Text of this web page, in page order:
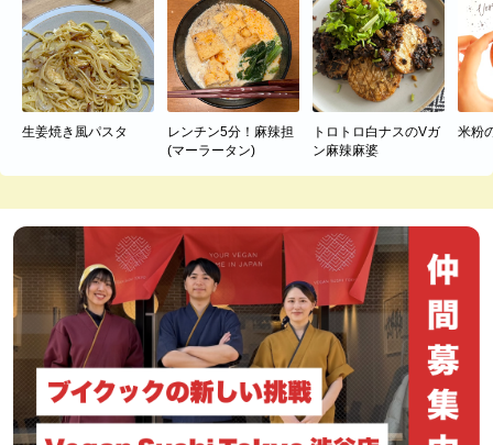
生姜焼き風パスタ
レンチン5分！麻辣担
(マーラータン)
トロトロ白ナスのVガ
ン麻辣麻婆
米粉